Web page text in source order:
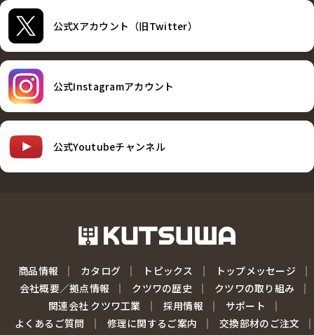
公式Xアカウント（旧Twitter）
公式Instagramアカウント
公式Youtubeチャンネル
商品情報 カタログ トピックス
トップメッセージ
会社概要／拠点情報
クツワの歴史
クツワの取り組み
関連会社 クツワ工業
採用情報
サポート
よくあるご質問
修理に関するご案内
交換部材のご注文